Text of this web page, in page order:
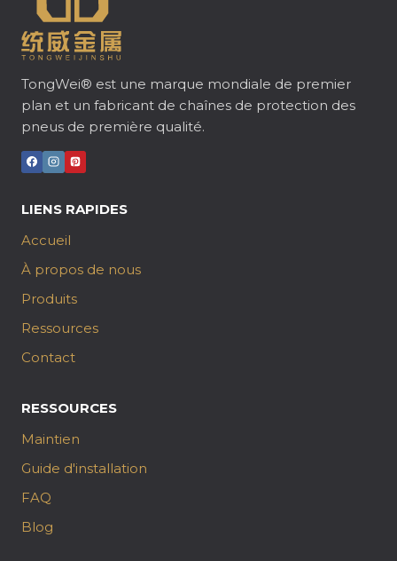
TongWei® est une marque mondiale de premier
plan et un fabricant de chaînes de protection des
pneus de première qualité.
LIENS RAPIDES
Accueil
À propos de nous
Produits
Ressources
Contact
RESSOURCES
Maintien
Guide d'installation
FAQ
Blog